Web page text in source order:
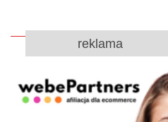
reklama